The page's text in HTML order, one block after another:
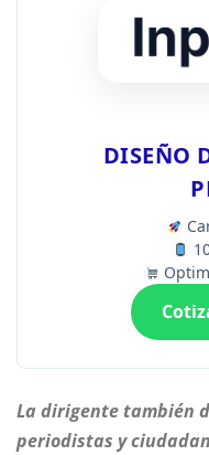
DISEÑO
La dirigente también
periodistas y